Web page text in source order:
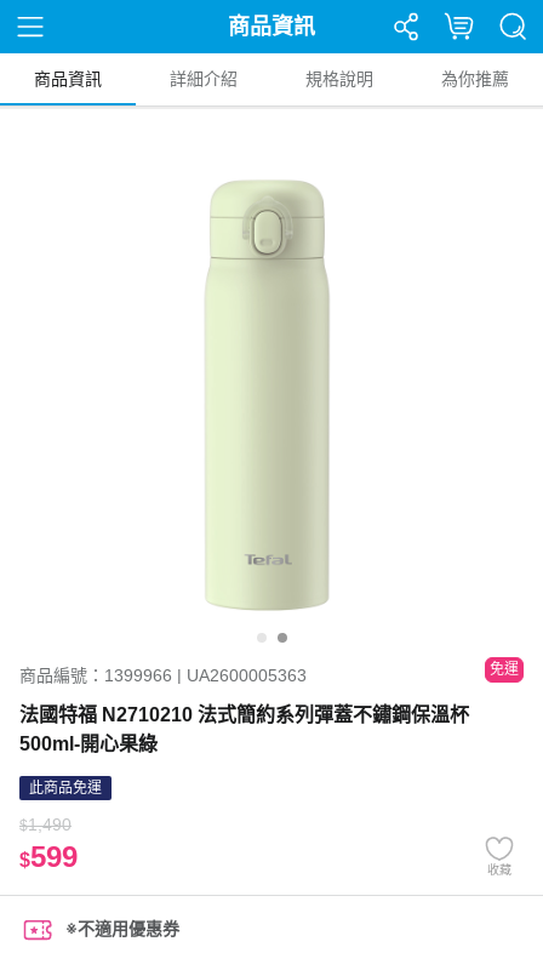
商品資訊
商品資訊 詳細介紹 規格說明 為你推薦
商品編號：1399966 | UA2600005363 免運
法國特福 N2710210 法式簡約系列彈蓋不鏽鋼保溫杯
500ml-開心果綠
此商品免運
$1,490
$599 收藏
※不適用優惠券